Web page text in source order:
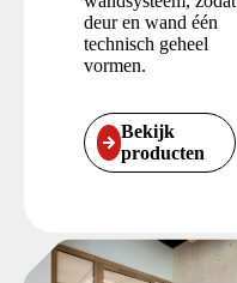
deur en wand één
technisch geheel
vormen.
Bekijk
producten